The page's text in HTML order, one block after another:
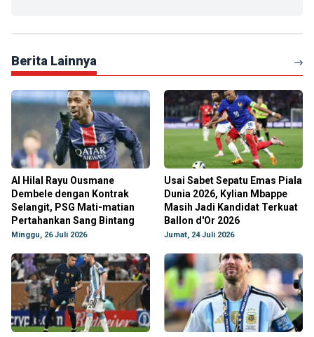
Berita Lainnya
Al Hilal Rayu Ousmane
Dembele dengan Kontrak
Selangit, PSG Mati-matian
Pertahankan Sang Bintang
Minggu, 26 Juli 2026
Usai Sabet Sepatu Emas Piala
Dunia 2026, Kylian Mbappe
Masih Jadi Kandidat Terkuat
Ballon d'Or 2026
Jumat, 24 Juli 2026